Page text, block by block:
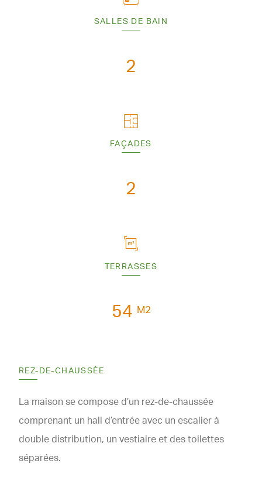
SALLES DE BAIN
2
FAÇADES
2
TERRASSES
54 M2
REZ-DE-CHAUSSÉE
La maison se compose d’un rez-de-chaussée
comprenant un hall d’entrée avec un escalier à
double distribution, un vestiaire et des toilettes
séparées.